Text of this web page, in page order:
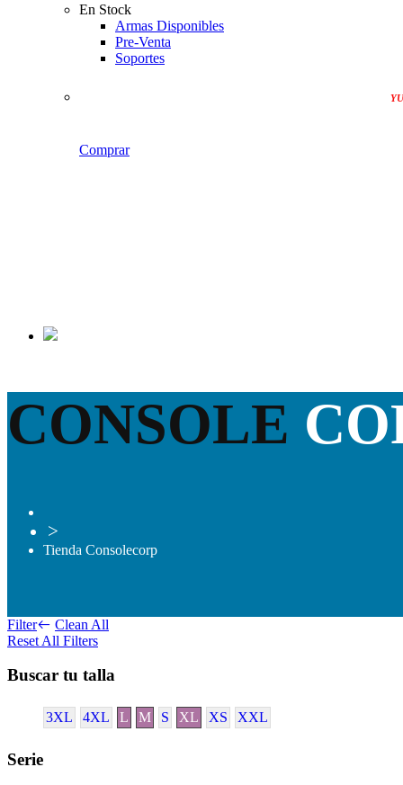
En Stock
Armas Disponibles
Pre-Venta
Soportes
Comprar
CONSOLE
>
Tienda Consolecorp
Filter
Clean All
Reset All Filters
Buscar tu talla
3XL 4XL L M S XL XS XXL
Serie